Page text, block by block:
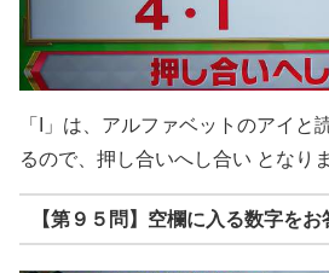
「I」は、アルファベットのアイと
るので、押し合いへし合い となりま
【第９５問】空欄に入る数字をお